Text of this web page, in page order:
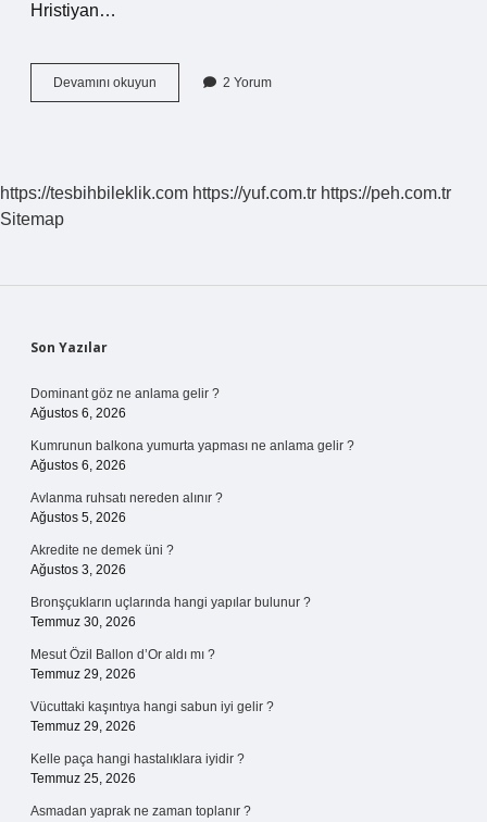
Hristiyan…
Devamını okuyun
Yüzyıl
Düşünce
2 Yorum
https://tesbihbileklik.com https://yuf.com.tr https://peh.com.tr
Sitemap
Sidebar
Son Yazılar
Dominant göz ne anlama gelir ?
Ağustos 6, 2026
Kumrunun balkona yumurta yapması ne anlama gelir ?
Ağustos 6, 2026
Avlanma ruhsatı nereden alınır ?
Ağustos 5, 2026
Akredite ne demek üni ?
Ağustos 3, 2026
Bronşçukların uçlarında hangi yapılar bulunur ?
Temmuz 30, 2026
Mesut Özil Ballon d’Or aldı mı ?
Temmuz 29, 2026
Vücuttaki kaşıntıya hangi sabun iyi gelir ?
Temmuz 29, 2026
Kelle paça hangi hastalıklara iyidir ?
Temmuz 25, 2026
Asmadan yaprak ne zaman toplanır ?